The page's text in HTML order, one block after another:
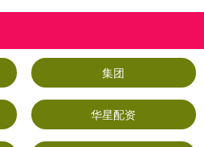
集团
华星配资